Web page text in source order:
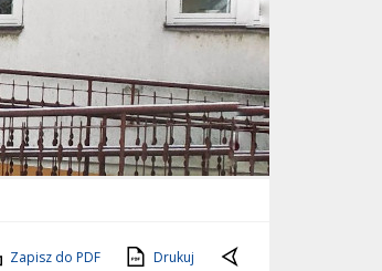
Zapisz do PDF Drukuj